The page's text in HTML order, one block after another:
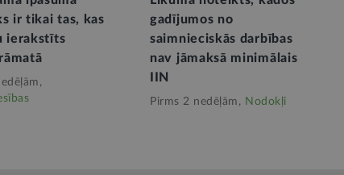
ir tikai tas, kas
ierakstīts
gadījumos no
saimnieciskās darbības
nav jāmaksā minimālais
IIN
Pirms 2 nedēļām, Nodokļi